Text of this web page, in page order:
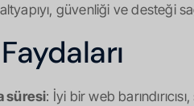
güvenliği ve desteği
süresi: İyi bir web